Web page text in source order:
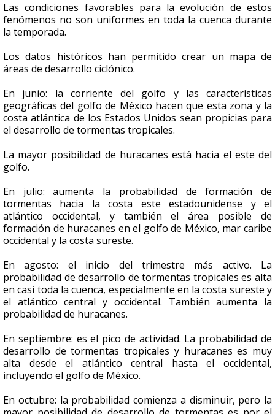
Las condiciones favorables para la evolución de estos
fenómenos no son uniformes en toda la cuenca durante
la temporada.
Los datos históricos han permitido crear un mapa de
áreas de desarrollo ciclónico.
En junio: la corriente del golfo y las características
geográficas del golfo de México hacen que esta zona y la
costa atlántica de los Estados Unidos sean propicias para
el desarrollo de tormentas tropicales.
La mayor posibilidad de huracanes está hacia el este del
golfo.
En julio: aumenta la probabilidad de formación de
tormentas hacia la costa este estadounidense y el
atlántico occidental, y también el área posible de
formación de huracanes en el golfo de México, mar caribe
occidental y la costa sureste.
En agosto: el inicio del trimestre más activo. La
probabilidad de desarrollo de tormentas tropicales es alta
en casi toda la cuenca, especialmente en la costa sureste y
el atlántico central y occidental. También aumenta la
probabilidad de huracanes.
En septiembre: es el pico de actividad. La probabilidad de
desarrollo de tormentas tropicales y huracanes es muy
alta desde el atlántico central hasta el occidental,
incluyendo el golfo de México.
En octubre: la probabilidad comienza a disminuir, pero la